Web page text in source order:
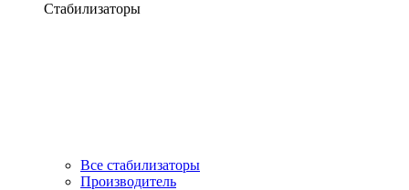
Стабилизаторы
Все стабилизаторы
Производитель